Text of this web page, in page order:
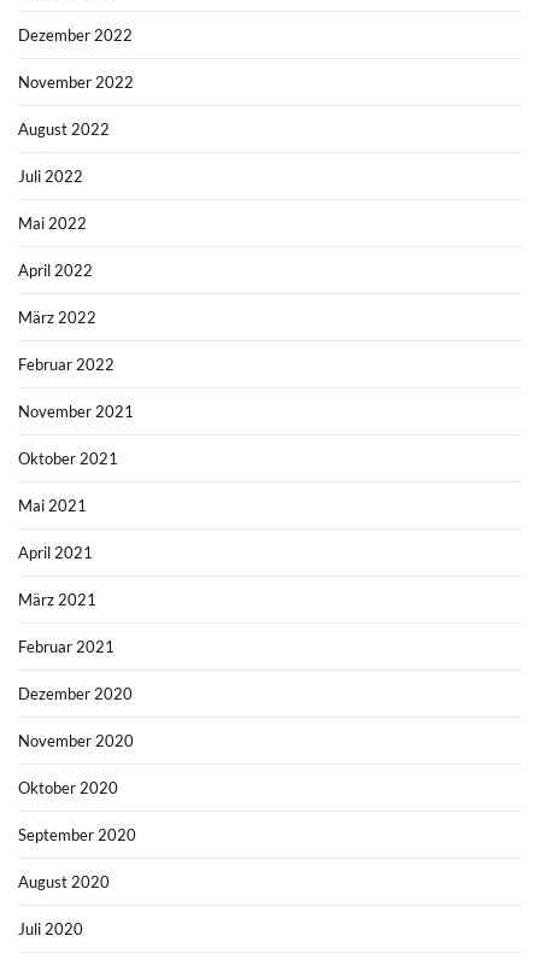
Dezember 2022
November 2022
August 2022
Juli 2022
Mai 2022
April 2022
März 2022
Februar 2022
November 2021
Oktober 2021
Mai 2021
April 2021
März 2021
Februar 2021
Dezember 2020
November 2020
Oktober 2020
September 2020
August 2020
Juli 2020